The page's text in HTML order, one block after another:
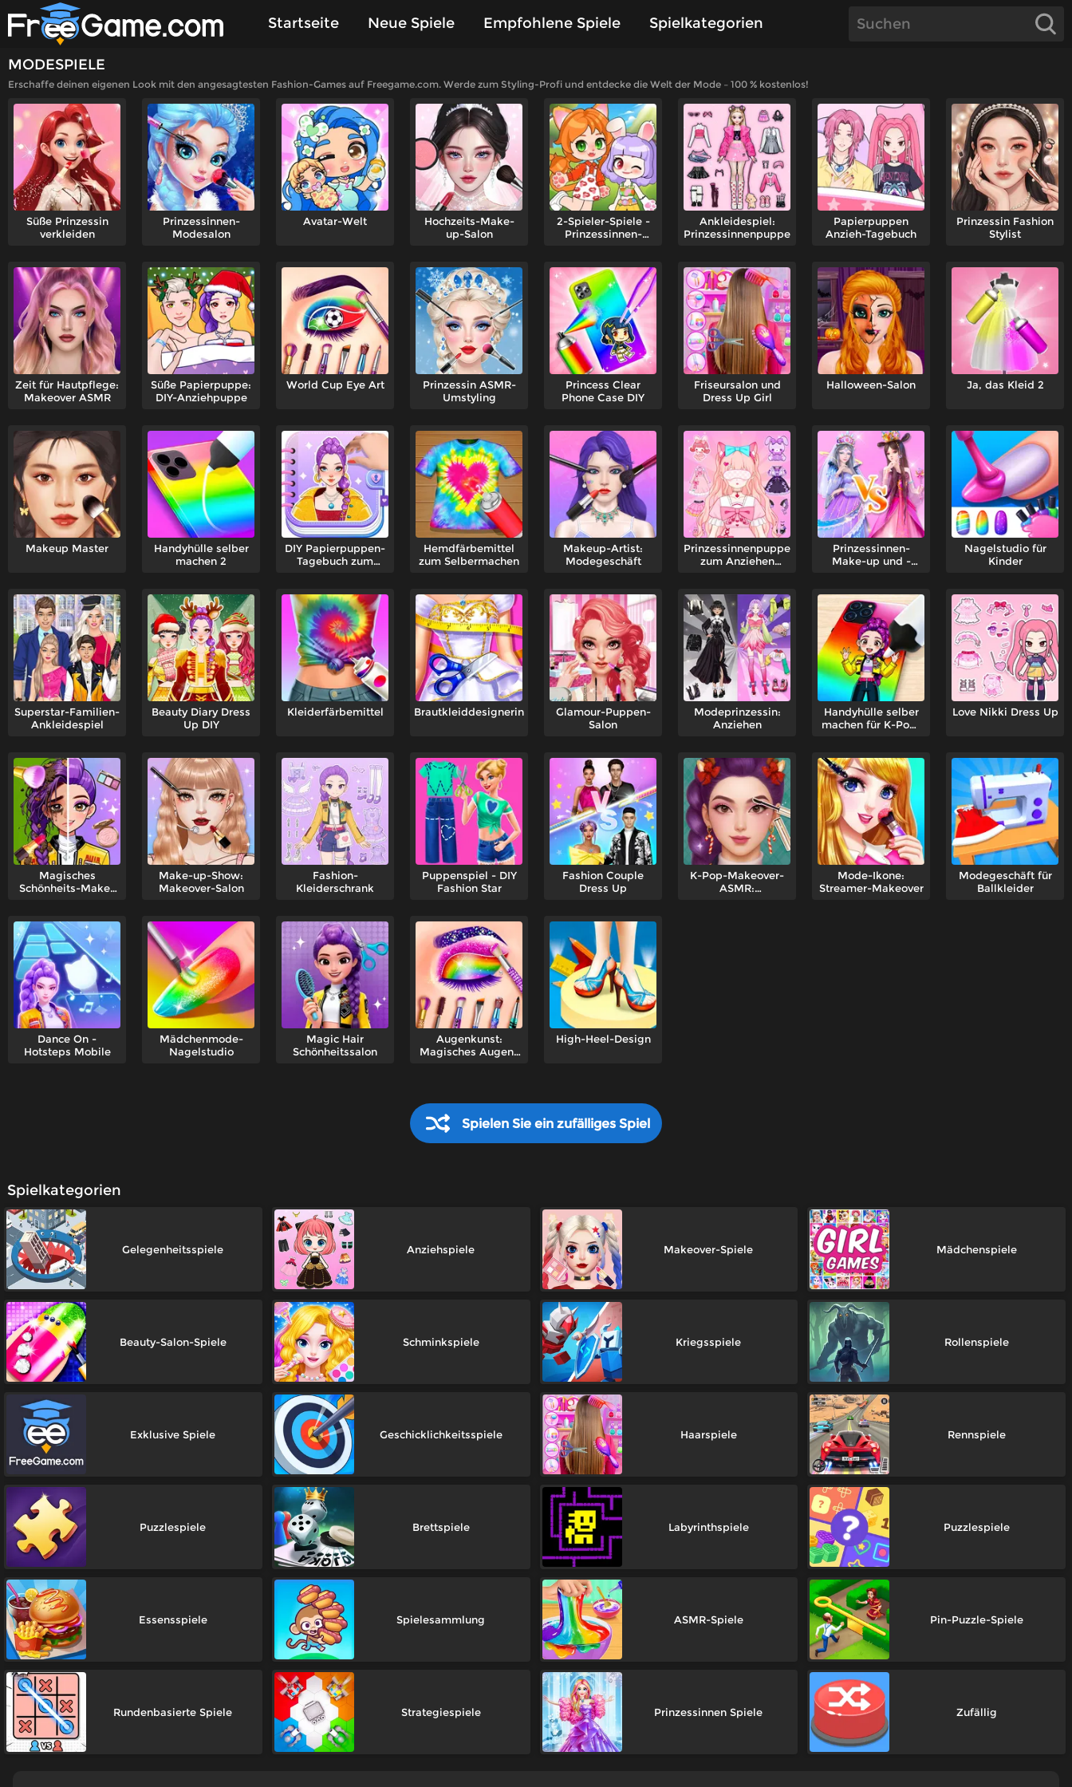
Startseite Neue Spiele Empfohlene Spiele Spielkategorien
MODESPIELE
Erschaffe deinen eigenen Look mit den angesagtesten Fashion-Games auf Freegame.com. Werde zum Styling-Profi und entdecke die Welt der Mode – 100 % kostenlos!
Süße Prinzessin
verkleiden
Prinzessinnen-
Modesalon
Avatar-Welt
Hochzeits-Make-
up-Salon
2-Spieler-Spiele -
Prinzessinnen-
Ankleidespiel:
Prinzessinnenpuppe
Papierpuppen
Anzieh-Tagebuch
Prinzessin Fashion
Stylist
Zeit für Hautpflege:
Makeover ASMR
Süße Papierpuppe:
DIY-Anziehpuppe
World Cup Eye Art
Prinzessin ASMR-
Umstyling
Princess Clear
Phone Case DIY
Friseursalon und
Dress Up Girl
Halloween-Salon Ja, das Kleid 2
Makeup Master
Handyhülle selber
machen 2
DIY Papierpuppen-
Tagebuch zum
Hemdfärbemittel
zum Selbermachen
Makeup-Artist:
Modegeschäft
Prinzessinnenpuppe
zum Anziehen
Prinzessinnen-
Make-up und -
Nagelstudio für
Kinder
Superstar-Familien-
Ankleidespiel
Beauty Diary Dress
Up DIY
Kleiderfärbemittel Brautkleiddesignerin
Glamour-Puppen-
Salon
Modeprinzessin:
Anziehen
Handyhülle selber
machen für K-Pop-
Love Nikki Dress Up
Magisches
Schönheits-Make-
Make-up-Show:
Makeover-Salon
Fashion-
Kleiderschrank
Puppenspiel - DIY
Fashion Star
Fashion Couple
Dress Up
K-Pop-Makeover-
ASMR:
Mode-Ikone:
Streamer-Makeover
Modegeschäft für
Ballkleider
Dance On -
Hotsteps Mobile
Mädchenmode-
Nagelstudio
Magic Hair
Schönheitssalon
Augenkunst:
Magisches Augen-
High-Heel-Design
Spielen Sie ein zufälliges Spiel
Spielkategorien
Gelegenheitsspiele Anziehspiele Makeover-Spiele Mädchenspiele
Beauty-Salon-Spiele Schminkspiele Kriegsspiele Rollenspiele
Exklusive Spiele Geschicklichkeitsspiele Haarspiele Rennspiele
Puzzlespiele Brettspiele Labyrinthspiele Puzzlespiele
Essensspiele Spielesammlung ASMR-Spiele Pin-Puzzle-Spiele
Rundenbasierte Spiele Strategiespiele Prinzessinnen Spiele Zufällig